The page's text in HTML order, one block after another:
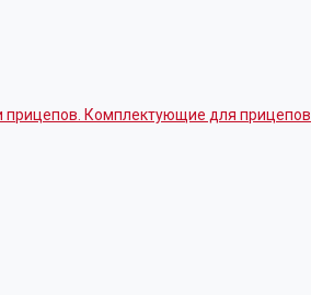
прицепов. Комплектующие для прицепов